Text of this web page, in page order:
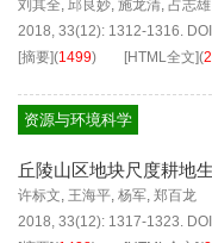
刘其全, 邱良妙, 施龙清, 占志雄
2018, 33(12): 1312-1316.
[摘要](1499) [HTML全文](
资源与环境科学
丘陵山区地块尺度耕地
许标文, 王海平, 杨军, 郑百龙
2018, 33(12): 1317-1323.